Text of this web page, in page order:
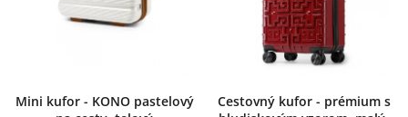
Mini kufor - KONO pastelový
Cestovný kufor - prémium s